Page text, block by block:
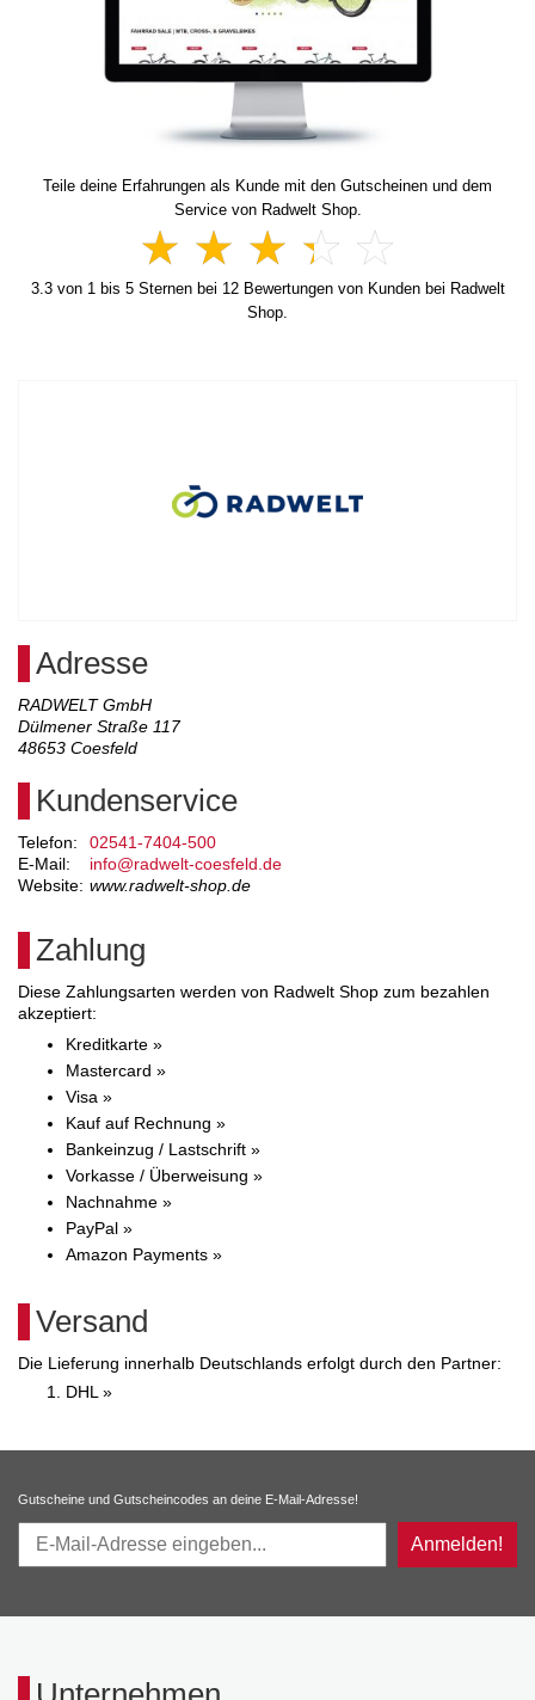
Teile deine Erfahrungen als Kunde mit den Gutscheinen und dem
Service von Radwelt Shop.
3.3von 1bis 5Sternen bei 12Bewertungen von Kunden bei Radwelt
Shop.
Adresse
RADWELT GmbH
Dülmener Straße 117
48653 Coesfeld
Kundenservice
Telefon:
02541-7404-500
E-Mail:
info@radwelt-coesfeld.de
Website: www.radwelt-shop.de
Zahlung
Diese Zahlungsarten werden von Radwelt Shop zum bezahlen
akzeptiert:
Kreditkarte »
Mastercard »
Visa »
Kauf auf Rechnung »
Bankeinzug / Lastschrift »
Vorkasse / Überweisung »
Nachnahme »
PayPal »
Amazon Payments »
Versand
Die Lieferung innerhalb Deutschlands erfolgt durch den Partner:
DHL »
Gutscheine und Gutscheincodes an deine E-Mail-Adresse!
Anmelden!